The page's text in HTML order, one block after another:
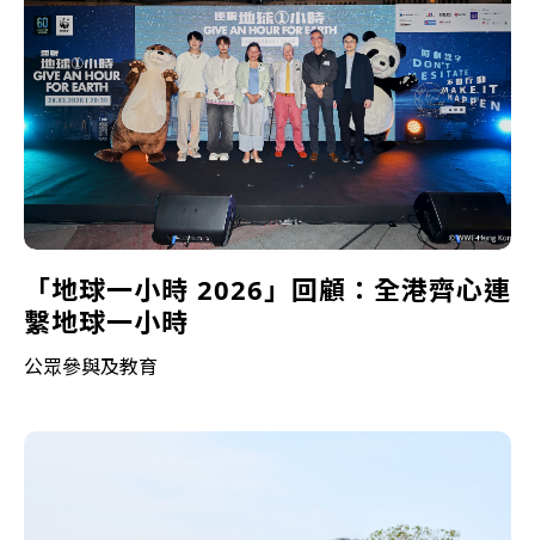
「地球一小時 2026」回顧：全港齊心連
繫地球一小時
公眾參與及教育